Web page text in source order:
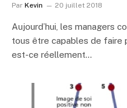
Par Kevin 20 juillet 2018
Aujourd’hui, les managers
tous être capables de faire
est-ce réellement…